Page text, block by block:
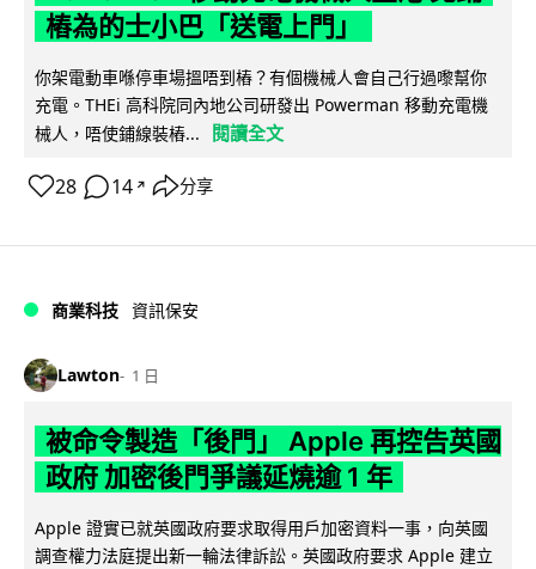
樁為的士小巴「送電上門」
你架電動車喺停車場搵唔到樁？有個機械人會自己行過嚟幫你
充電。THEi 高科院同內地公司研發出 Powerman 移動充電機
械人，唔使鋪線裝樁...
閱讀全文
28 14 ↗ 分享
商業科技 資訊保安
Lawton 1 日
被命令製造「後門」 Apple 再控告英國
政府 加密後門爭議延燒逾 1 年
Apple 證實已就英國政府要求取得用戶加密資料一事，向英國
調查權力法庭提出新一輪法律訴訟。英國政府要求 Apple 建立